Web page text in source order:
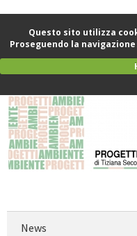
Questo sito utilizza
Proseguendo la
News